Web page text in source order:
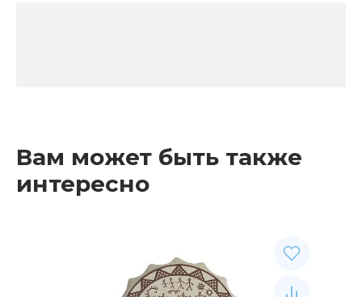
Вам может быть также
интересно